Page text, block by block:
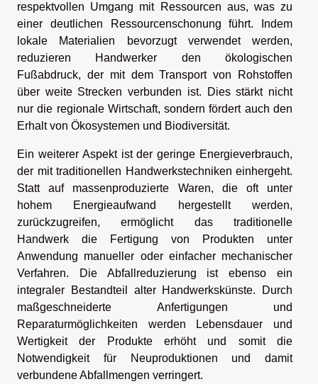
respektvollen Umgang mit Ressourcen aus, was zu
einer deutlichen Ressourcenschonung führt. Indem
lokale Materialien bevorzugt verwendet werden,
reduzieren Handwerker den ökologischen
Fußabdruck, der mit dem Transport von Rohstoffen
über weite Strecken verbunden ist. Dies stärkt nicht
nur die regionale Wirtschaft, sondern fördert auch den
Erhalt von Ökosystemen und Biodiversität.
Ein weiterer Aspekt ist der geringe Energieverbrauch,
der mit traditionellen Handwerkstechniken einhergeht.
Statt auf massenproduzierte Waren, die oft unter
hohem Energieaufwand hergestellt werden,
zurückzugreifen, ermöglicht das traditionelle
Handwerk die Fertigung von Produkten unter
Anwendung manueller oder einfacher mechanischer
Verfahren. Die Abfallreduzierung ist ebenso ein
integraler Bestandteil alter Handwerkskünste. Durch
maßgeschneiderte Anfertigungen und
Reparaturmöglichkeiten werden Lebensdauer und
Wertigkeit der Produkte erhöht und somit die
Notwendigkeit für Neuproduktionen und damit
verbundene Abfallmengen verringert.